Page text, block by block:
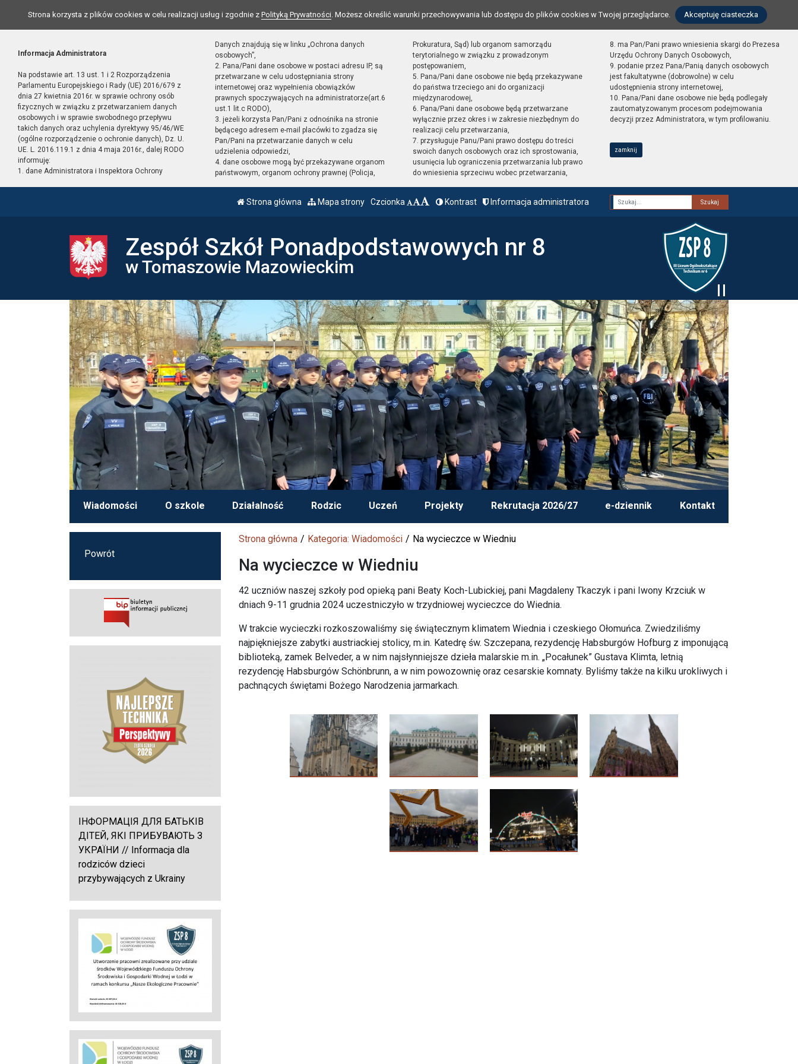
Strona korzysta z plików cookies w celu realizacji usług i zgodnie z Polityką Prywatności. Możesz określić warunki przechowywania lub dostępu do plików cookies w Twojej przeglądarce. Akceptuję ciasteczka
Informacja Administratora
Na podstawie art. 13 ust. 1 i 2 Rozporządzenia
Parlamentu Europejskiego i Rady (UE) 2016/679 z
dnia 27 kwietnia 2016r. w sprawie ochrony osób
fizycznych w związku z przetwarzaniem danych
osobowych i w sprawie swobodnego przepływu
takich danych oraz uchylenia dyrektywy 95/46/WE
(ogólne rozporządzenie o ochronie danych), Dz. U.
UE. L. 2016.119.1 z dnia 4 maja 2016r., dalej RODO
informuję:
1. dane Administratora i Inspektora Ochrony
Danych znajdują się w linku „Ochrona danych
osobowych”,
2. Pana/Pani dane osobowe w postaci adresu IP, są
przetwarzane w celu udostępniania strony
internetowej oraz wypełnienia obowiązków
prawnych spoczywających na administratorze(art.6
ust.1 lit.c RODO),
3. jeżeli korzysta Pan/Pani z odnośnika na stronie
będącego adresem e-mail placówki to zgadza się
Pan/Pani na przetwarzanie danych w celu
udzielenia odpowiedzi,
4. dane osobowe mogą być przekazywane organom
państwowym, organom ochrony prawnej (Policja,
Prokuratura, Sąd) lub organom samorządu
terytorialnego w związku z prowadzonym
postępowaniem,
5. Pana/Pani dane osobowe nie będą przekazywane
do państwa trzeciego ani do organizacji
międzynarodowej,
6. Pana/Pani dane osobowe będą przetwarzane
wyłącznie przez okres i w zakresie niezbędnym do
realizacji celu przetwarzania,
7. przysługuje Panu/Pani prawo dostępu do treści
swoich danych osobowych oraz ich sprostowania,
usunięcia lub ograniczenia przetwarzania lub prawo
do wniesienia sprzeciwu wobec przetwarzania,
8. ma Pan/Pani prawo wniesienia skargi do Prezesa
Urzędu Ochrony Danych Osobowych,
9. podanie przez Pana/Panią danych osobowych
jest fakultatywne (dobrowolne) w celu
udostępnienia strony internetowej,
10. Pana/Pani dane osobowe nie będą podlegały
zautomatyzowanym procesom podejmowania
decyzji przez Administratora, w tym profilowaniu.
zamknij
Strona główna Mapa strony Czcionka Kontrast Informacja administratora
Fraza
Zespół Szkół Ponadpodstawowych nr 8
w Tomaszowie Mazowieckim
Wiadomości O szkole Działalność Rodzic Uczeń Projekty Rekrutacja 2026/27 e-dziennik Kontakt
Strona główna Kategoria: Wiadomości Na wycieczce w Wiedniu
Na wycieczce w Wiedniu
42 uczniów naszej szkoły pod opieką pani Beaty Koch-Lubickiej, pani Magdaleny Tkaczyk i pani Iwony Krzciuk w
dniach 9-11 grudnia 2024 uczestniczyło w trzydniowej wycieczce do Wiednia.
W trakcie wycieczki rozkoszowaliśmy się świątecznym klimatem Wiednia i czeskiego Ołomuńca. Zwiedziliśmy
najpiękniejsze zabytki austriackiej stolicy, m.in. Katedrę św. Szczepana, rezydencję Habsburgów Hofburg z imponującą
biblioteką, zamek Belveder, a w nim najsłynniejsze dzieła malarskie m.in. „Pocałunek” Gustava Klimta, letnią
rezydencję Habsburgów Schönbrunn, a w nim powozownię oraz cesarskie komnaty. Byliśmy także na kilku urokliwych i
pachnących świętami Bożego Narodzenia jarmarkach.
Powrót
ІНФОРМАЦІЯ ДЛЯ БАТЬКІВ
ДІТЕЙ, ЯКІ ПРИБУВАЮТЬ З
УКРАЇНИ // Informacja dla
rodziców dzieci
przybywających z Ukrainy